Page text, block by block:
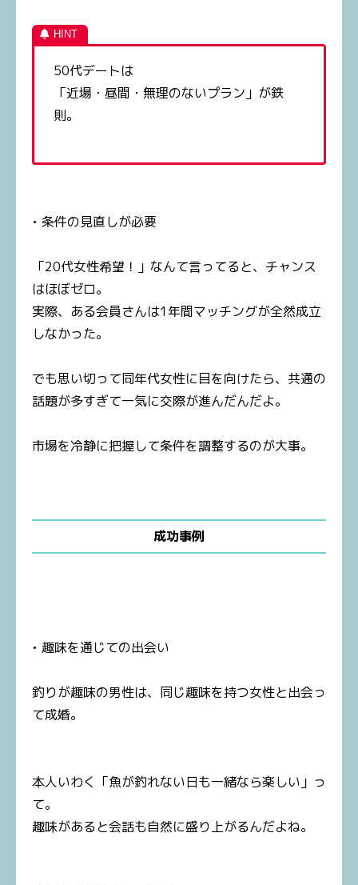
50代デートは
「近場・昼間・無理のないプラン」が鉄
則。
• 条件の見直しが必要
「20代女性希望！」なんて言ってると、チャンス
はほぼゼロ。
実際、ある会員さんは1年間マッチングが全然成立
しなかった。
でも思い切って同年代女性に目を向けたら、共通の
話題が多すぎて一気に交際が進んだんだよ。
市場を冷静に把握して条件を調整するのが大事。
成功事例
• 趣味を通じての出会い
釣りが趣味の男性は、同じ趣味を持つ女性と出会っ
て成婚。
本人いわく「魚が釣れない日も一緒なら楽しい」っ
て。
趣味があると会話も自然に盛り上がるんだよね。